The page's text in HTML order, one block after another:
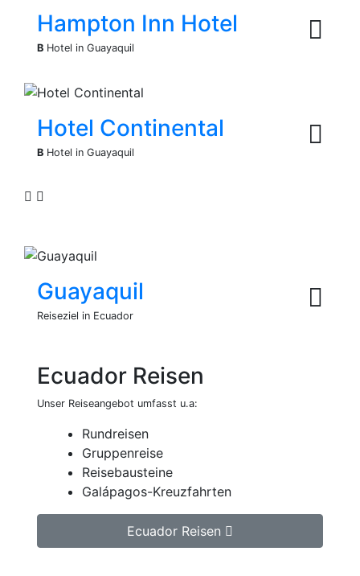
Hampton Inn Hotel
B Hotel in Guayaquil
Hotel Continental
B Hotel in Guayaquil
Guayaquil
Reiseziel in Ecuador
Ecuador Reisen
Unser Reiseangebot umfasst u.a:
Rundreisen
Gruppenreise
Reisebausteine
Galápagos-Kreuzfahrten
Ecuador Reisen